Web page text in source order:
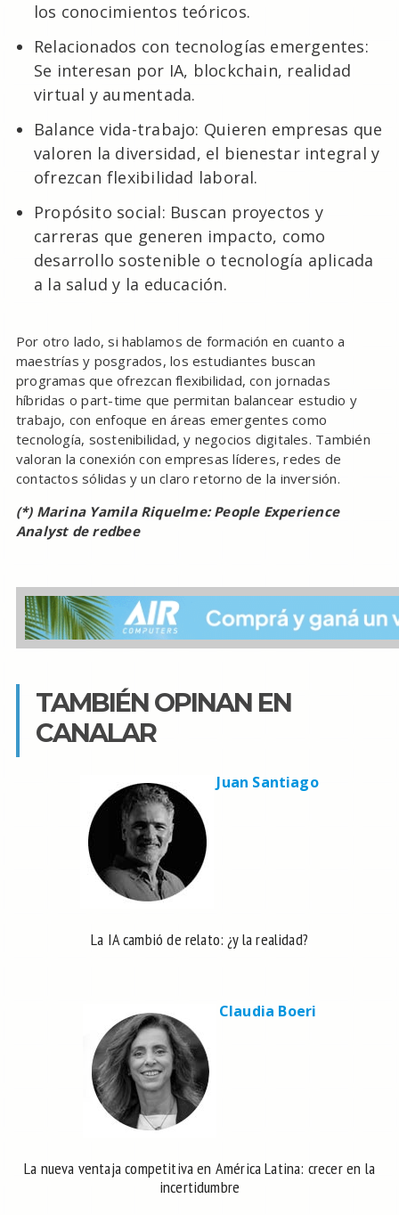
los conocimientos teóricos.
Relacionados con tecnologías emergentes:
Se interesan por IA, blockchain, realidad
virtual y aumentada.
Balance vida-trabajo: Quieren empresas que
valoren la diversidad, el bienestar integral y
ofrezcan flexibilidad laboral.
Propósito social: Buscan proyectos y
carreras que generen impacto, como
desarrollo sostenible o tecnología aplicada
a la salud y la educación.
Por otro lado, si hablamos de formación en cuanto a
maestrías y posgrados, los estudiantes buscan
programas que ofrezcan flexibilidad, con jornadas
híbridas o part-time que permitan balancear estudio y
trabajo, con enfoque en áreas emergentes como
tecnología, sostenibilidad, y negocios digitales. También
valoran la conexión con empresas líderes, redes de
contactos sólidas y un claro retorno de la inversión.
(*) Marina Yamila Riquelme: People Experience
Analyst de redbee
TAMBIÉN OPINAN EN
CANALAR
Juan Santiago
La IA cambió de relato: ¿y la realidad?
Claudia Boeri
La nueva ventaja competitiva en América Latina: crecer en la
incertidumbre